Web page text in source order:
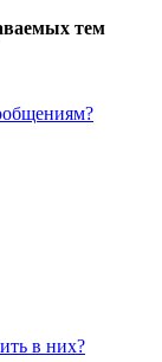
тем
в них?